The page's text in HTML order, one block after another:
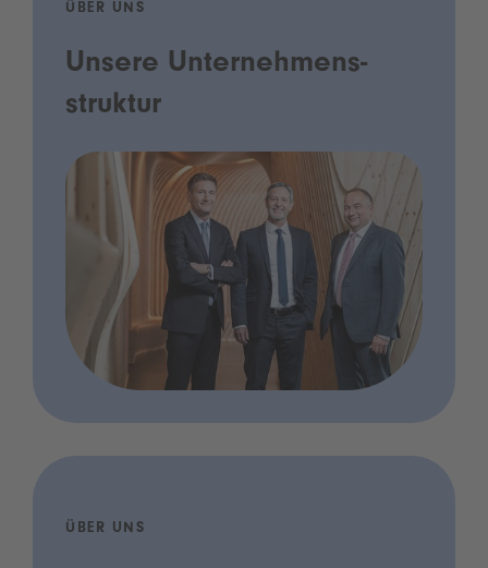
ÜBER UNS
Unsere Unternehmens­
struktur
ÜBER UNS